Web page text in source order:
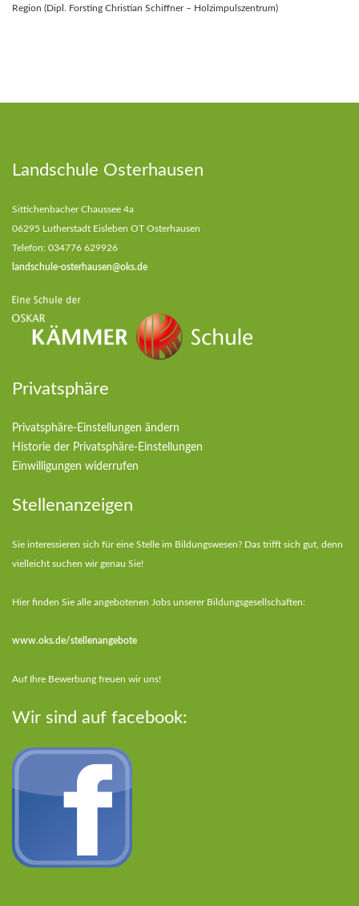
Region (Dipl. Forsting Christian Schiffner – Holzimpulszentrum)
Landschule Osterhausen
Sittichenbacher Chaussee 4a
06295 Lutherstadt Eisleben OT Osterhausen
Telefon: 034776 629926
landschule-osterhausen@oks.de
Privatsphäre
Privatsphäre-Einstellungen ändern
Historie der Privatsphäre-Einstellungen
Einwilligungen widerrufen
Stellenanzeigen
Sie interessieren sich für eine Stelle im Bildungswesen? Das trifft sich gut, denn
vielleicht suchen wir genau Sie!
Hier finden Sie alle angebotenen Jobs unserer Bildungsgesellschaften:
www.oks.de/stellenangebote
Auf Ihre Bewerbung freuen wir uns!
Wir sind auf facebook: